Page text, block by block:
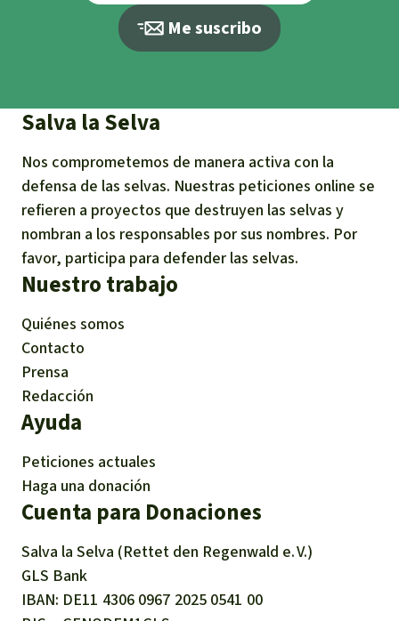
Me suscribo
Salva la Selva
Nos comprometemos de manera activa con la
defensa de las selvas. Nuestras peticiones online se
refieren a proyectos que destruyen las selvas y
nombran a los responsables por sus nombres. Por
favor, participa para defender las selvas.
Nuestro trabajo
Quiénes somos
Contacto
Prensa
Redacción
Ayuda
Peticiones actuales
Haga una donación
Cuenta para Donaciones
Salva la Selva (Rettet den Regenwald e. V.)
GLS Bank
IBAN DE11 4306 0967 2025 0541 00